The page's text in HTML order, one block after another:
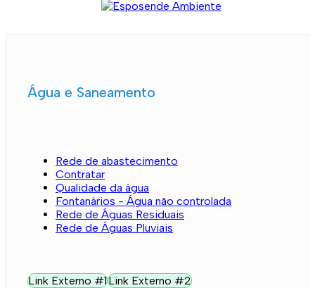
Água e Saneamento
Rede de abastecimento
Contratar
Qualidade da água
Fontanários - Água não controlada
Rede de Águas Residuais
Rede de Águas Pluviais
Link Externo #1Link Externo #2